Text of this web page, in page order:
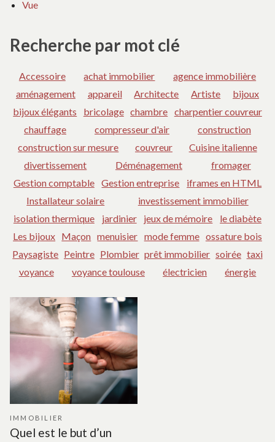
Vue
Recherche par mot clé
Accessoire achat immobilier
agence immobilière
aménagement
appareil Architecte Artiste
bijoux
bijoux élégants
bricolage chambre charpentier couvreur
chauffage
compresseur d'air
construction
construction sur mesure
couvreur
Cuisine italienne
divertissement
Déménagement
fromager
Gestion comptable
Gestion entreprise
iframes en HTML
Installateur solaire
investissement immobilier
isolation thermique
jardinier jeux de mémoire
le diabète
Les bijoux Maçon menuisier mode femme ossature bois
Paysagiste Peintre Plombier prêt immobilier soirée taxi
voyance
voyance toulouse électricien énergie
IMMOBILIER
Quel est le but d’un